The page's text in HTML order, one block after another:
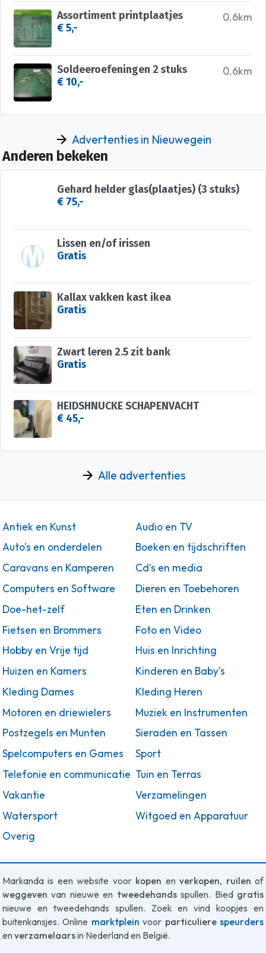
0.6km
Assortiment printplaatjes
€ 5,-
0.6km
Soldeeroefeningen 2 stuks
€ 10,-
Advertenties in Nieuwegein
Anderen bekeken
Gehard helder glas(plaatjes) (3 stuks)
€ 75,-
Lissen en/of irissen
Gratis
Kallax vakken kast ikea
Gratis
Zwart leren 2.5 zit bank
Gratis
HEIDSHNUCKE SCHAPENVACHT
€ 45,-
Alle advertenties
Antiek en Kunst
Audio en TV
Auto's en onderdelen
Boeken en tijdschriften
Caravans en Kamperen
Cd's en media
Computers en Software
Dieren en Toebehoren
Doe-het-zelf
Eten en Drinken
Fietsen en Brommers
Foto en Video
Hobby en Vrije tijd
Huis en Inrichting
Huizen en Kamers
Kinderen en Baby's
Kleding Dames
Kleding Heren
Motoren en driewielers
Muziek en Instrumenten
Postzegels en Munten
Sieraden en Tassen
Spelcomputers en Games
Sport
Telefonie en communicatie Tuin en Terras
Vakantie
Verzamelingen
Watersport
Witgoed en Apparatuur
Overig
Markanda is een website voor kopen enverkopen, ruilen of
weggeven van nieuwe en tweedehandsspullen. Bied gratis
nieuwe en tweedehands spullen. Zoek en vind koopjes en
buitenkansjes. Online marktplein voor particulierespeurders
en verzamelaarsin Nederland en België.